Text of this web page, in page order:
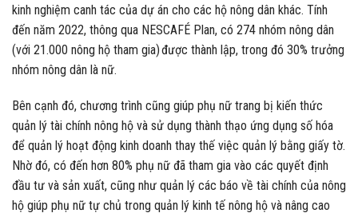
kinh nghiệm canh tác của dự án cho các hộ nông dân khác. Tính
đến năm 2022, thông qua NESCAFÉ Plan, có 274 nhóm nông dân
(với 21.000 nông hộ tham gia) được thành lập, trong đó 30% trưởng
nhóm nông dân là nữ.
Bên cạnh đó, chương trình cũng giúp phụ nữ trang bị kiến thức
quản lý tài chính nông hộ và sử dụng thành thạo ứng dụng số hóa
để quản lý hoạt động kinh doanh thay thế việc quản lý bằng giấy tờ.
Nhờ đó, có đến hơn 80% phụ nữ đã tham gia vào các quyết định
đầu tư và sản xuất, cũng như quản lý các báo về tài chính của nông
hộ giúp phụ nữ tự chủ trong quản lý kinh tế nông hộ và nâng cao